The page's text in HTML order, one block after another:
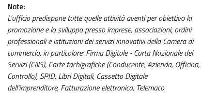
Note
L’ufficio predispone tutte quelle attività aventi per obiettivo la
promozione e lo sviluppo presso imprese, associazioni, ordini
professionali e istituzioni dei servizi innovativi della Camera di
commercio, in particolare:Firma Digitale -Carta Nazionale dei
Servizi (CNS), Carte tachigrafiche (Conducente, Azienda, Officina,
Controllo), SPID, Libri Digitali, Cassetto Digitale
dell'imprenditore, Fatturazione elettronica, Telemaco